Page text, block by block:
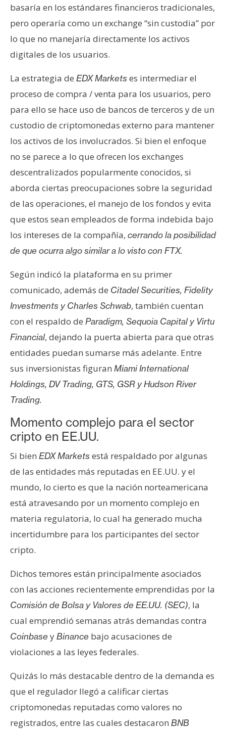
a
T
m
s
R
e
c
u
r
s
o
s
o
n
t
a
c
t
o
P
u
b
i
c
d
a
d
basaría en los estándares financieros tradicionales,
pero operaría como un exchange “sin custodia” por
lo que no manejaría directamente los activos
digitales de los usuarios.
La estrategia de EDX Markets es intermediar el
proceso de compra / venta para los usuarios, pero
para ello se hace uso de bancos de terceros y de un
custodio de criptomonedas externo para mantener
los activos de los involucrados. Si bien el enfoque
no se parece a lo que ofrecen los exchanges
descentralizados popularmente conocidos, si
aborda ciertas preocupaciones sobre la seguridad
de las operaciones, el manejo de los fondos y evita
que estos sean empleados de forma indebida bajo
los intereses de la compañía, cerrando la posibilidad
de que ocurra algo similar a lo visto con FTX.
Según indicó la plataforma en su primer
comunicado, además de Citadel Securities, Fidelity
Investments y Charles Schwab, también cuentan
con el respaldo de Paradigm, Sequoia Capital y Virtu
Financial, dejando la puerta abierta para que otras
entidades puedan sumarse más adelante. Entre
sus inversionistas figuran Miami International
Holdings, DV Trading, GTS, GSR y Hudson River
Trading.
Momento complejo para el sector
cripto en EE.UU.
Si bien EDX Markets está respaldado por algunas
de las entidades más reputadas en EE.UU. y el
mundo, lo cierto es que la nación norteamericana
está atravesando por un momento complejo en
materia regulatoria, lo cual ha generado mucha
incertidumbre para los participantes del sector
cripto.
Dichos temores están principalmente asociados
con las acciones recientemente emprendidas por la
Comisión de Bolsa y Valores de EE.UU. (SEC), la
cual emprendió semanas atrás demandas contra
Coinbase yBinance bajo acusaciones de
violaciones a las leyes federales.
Quizás lo más destacable dentro de la demanda es
que el regulador llegó a calificar ciertas
criptomonedas reputadas como valores no
registrados, entre las cuales destacaron BNB